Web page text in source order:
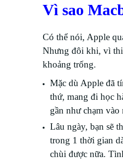
Vì sao
Có thể nói, Apple
Nhưng đôi khi, vì
khoảng trống.
Mặc dù Apple đã
thứ, mang đi học
gần như chạm vào
Lâu ngày, bạn sẽ
trong 1 thời gian
chùi được nữa.